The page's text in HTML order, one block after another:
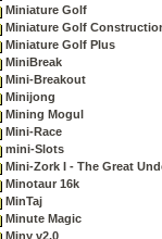
Miniature Golf
Miniature Golf
Miniature Golf Plus
MiniBreak
Mini-Breakout
Minijong
Mining Mogul
Mini-Race
mini-Slots
Mini-Zork I - The Great
Minotaur 16k
MinTaj
Minute Magic
Miny v2.0